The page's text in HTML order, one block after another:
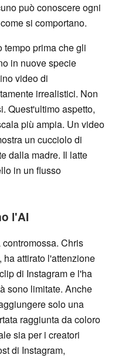
può conoscere ogni
si comportano.
tempo prima che gli
in nuove specie
video di
irrealistici. Non
Quest'ultimo aspetto,
più ampia. Un video
un cucciolo di
dalla madre. Il latte
in un flusso
l'AI
Chris
attirato l'attenzione
di Instagram e l'ha
sono limitate. Anche
solo una
raggiunta da coloro
sia per i creatori
di Instagram,